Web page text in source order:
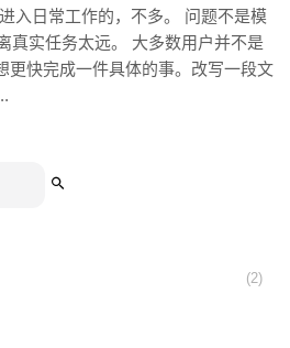
入日常工作的，不多。 问题不是模
真实任务太远。 大多数用户并不是
更快完成一件具体的事。改写一段文
(2)